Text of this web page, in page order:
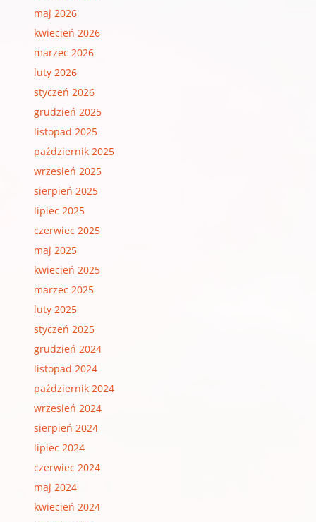
maj 2026
kwiecień 2026
marzec 2026
luty 2026
styczeń 2026
grudzień 2025
listopad 2025
październik 2025
wrzesień 2025
sierpień 2025
lipiec 2025
czerwiec 2025
maj 2025
kwiecień 2025
marzec 2025
luty 2025
styczeń 2025
grudzień 2024
listopad 2024
październik 2024
wrzesień 2024
sierpień 2024
lipiec 2024
czerwiec 2024
maj 2024
kwiecień 2024